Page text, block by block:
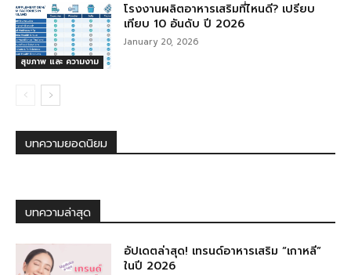
สุขภาพ และ ความงาม
โรงงานผลิตอาหารเสริมที่ไหนดี? เปรียบ
เทียบ 10 อันดับ ปี 2026
January 20, 2026
บทความยอดนิยม
บทความล่าสุด
อัปเดตล่าสุด! เทรนด์อาหารเสริม “เกาหลี”
ในปี 2026